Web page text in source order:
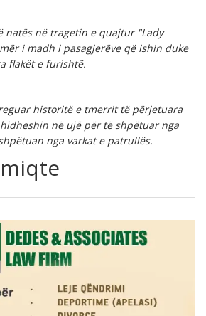
natës në tragetin e quajtur "Lady
i madh i pasagjerëve që ishin duke
flakët e furishtë.
historitë e tmerrit të përjetuara
në ujë për të shpëtuar nga
nga varkat e patrullës.